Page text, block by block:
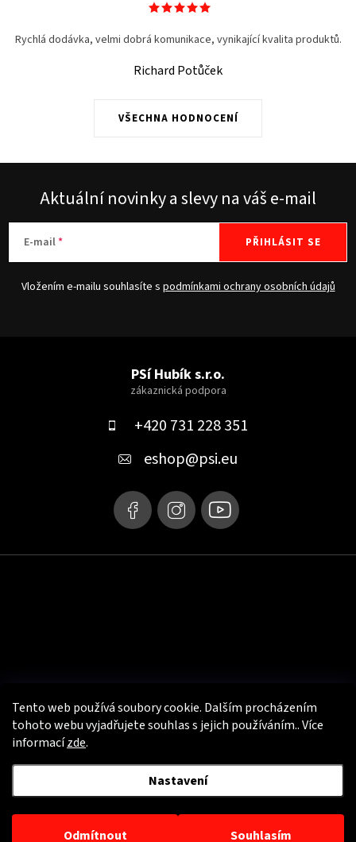
Tento web používá soubory cookie. Dalším procházením
tohoto webu vyjadřujete souhlas s jejich používáním.. Více
informacízde.
Nastavení
Odmítnout Souhlasím
VŠECHNA HODNOCENÍ
Rychlá dodávka, velmi dobrá komunikace, vynikající kvalita produktů.
Richard Potůček
Aktuální novinky a slevy na váš e-mail
E-mail
Vložením e-mailu souhlasíte s podmínkami ochrany osobních údajů
PŘIHLÁSIT SE
PSí Hubík s.r.o.
+420 731 228 351
eshop@psi.eu
Užitečné info
Copyright 2026PSí Hubík - e-shop s motooblečením. Všechna práva
vyhrazena.